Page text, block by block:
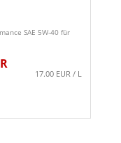
SAE 5W-40 für
17.00 EUR / L